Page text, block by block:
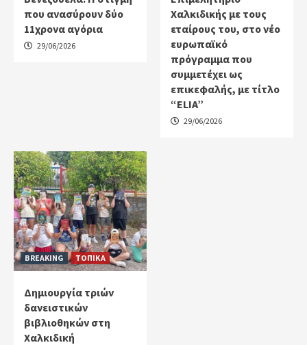
που ανασύρουν δύο
11χρονα αγόρια
29/06/2026
Χαλκιδικής με τους
εταίρους του, στο νέο
ευρωπαϊκό
πρόγραμμα που
συμμετέχει ως
επικεφαλής, με τίτλο
“ELIA”
29/06/2026
BREAKING ΤΟΠΙΚΑ
Δημιουργία τριών
δανειστικών
βιβλιοθηκών στη
Χαλκιδική